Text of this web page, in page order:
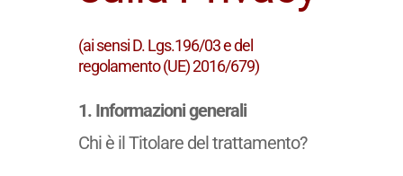
(ai sensi D. Lgs.196/03 e del
regolamento (UE) 2016/679)
1. Informazioni generali
Chi è il Titolare del trattamento?